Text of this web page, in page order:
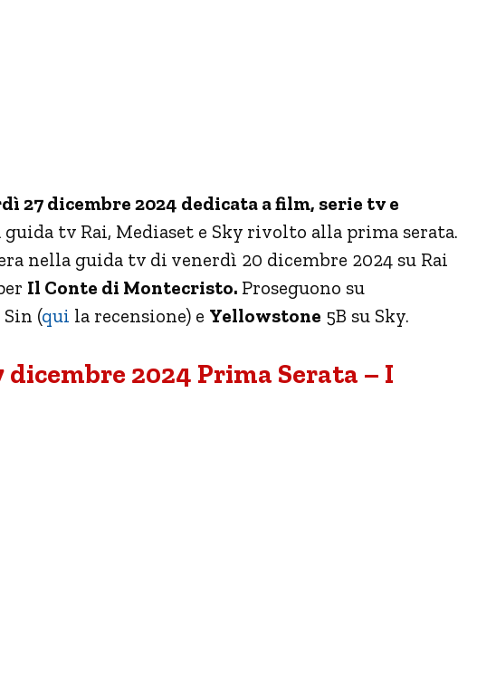
27 dicembre 2024 dedicata a film, serie tv e
tv Rai, Mediaset e Sky rivolto alla prima serata.
nella guida tv di venerdì 20 dicembre 2024 su Rai
Il Conte di Montecristo. Proseguono su
(qui la recensione) e Yellowstone 5B su Sky.
2024 Prima Serata – I